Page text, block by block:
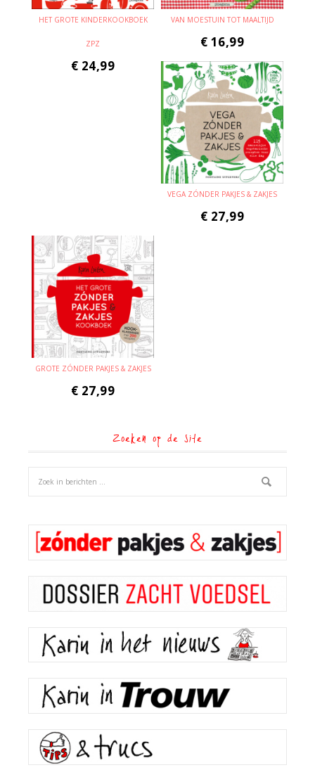
HET GROTE KINDERKOOKBOEK
ZPZ
€ 24,99
VAN MOESTUIN TOT MAALTIJD
€ 16,99
VEGA ZÓNDER PAKJES & ZAKJES
€ 27,99
GROTE ZÓNDER PAKJES & ZAKJES
€ 27,99
Zoeken op de site